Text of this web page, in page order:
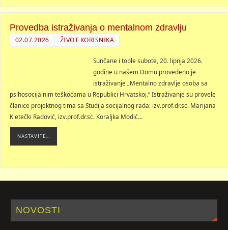
Provedba istraživanja o mentalnom zdravlju
02.07.2026 ŽIVOT KORISNIKA
Sunčane i tople subote, 20. lipnja 2026.
godine u našem Domu provedeno je
istraživanje „Mentalno zdravlje osoba sa
psihosocijalnim teškoćama u Republici Hrvatskoj.“ Istraživanje su provele
članice projektnog tima sa Studija socijalnog rada: izv.prof.dr.sc. Marijana
Kletečki Radović, izv.prof.dr.sc. Koraljka Modić…
NASTAVITE…
NOVOSTI